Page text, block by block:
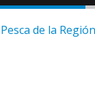
de la